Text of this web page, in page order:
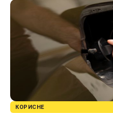
КОРИСНЕ